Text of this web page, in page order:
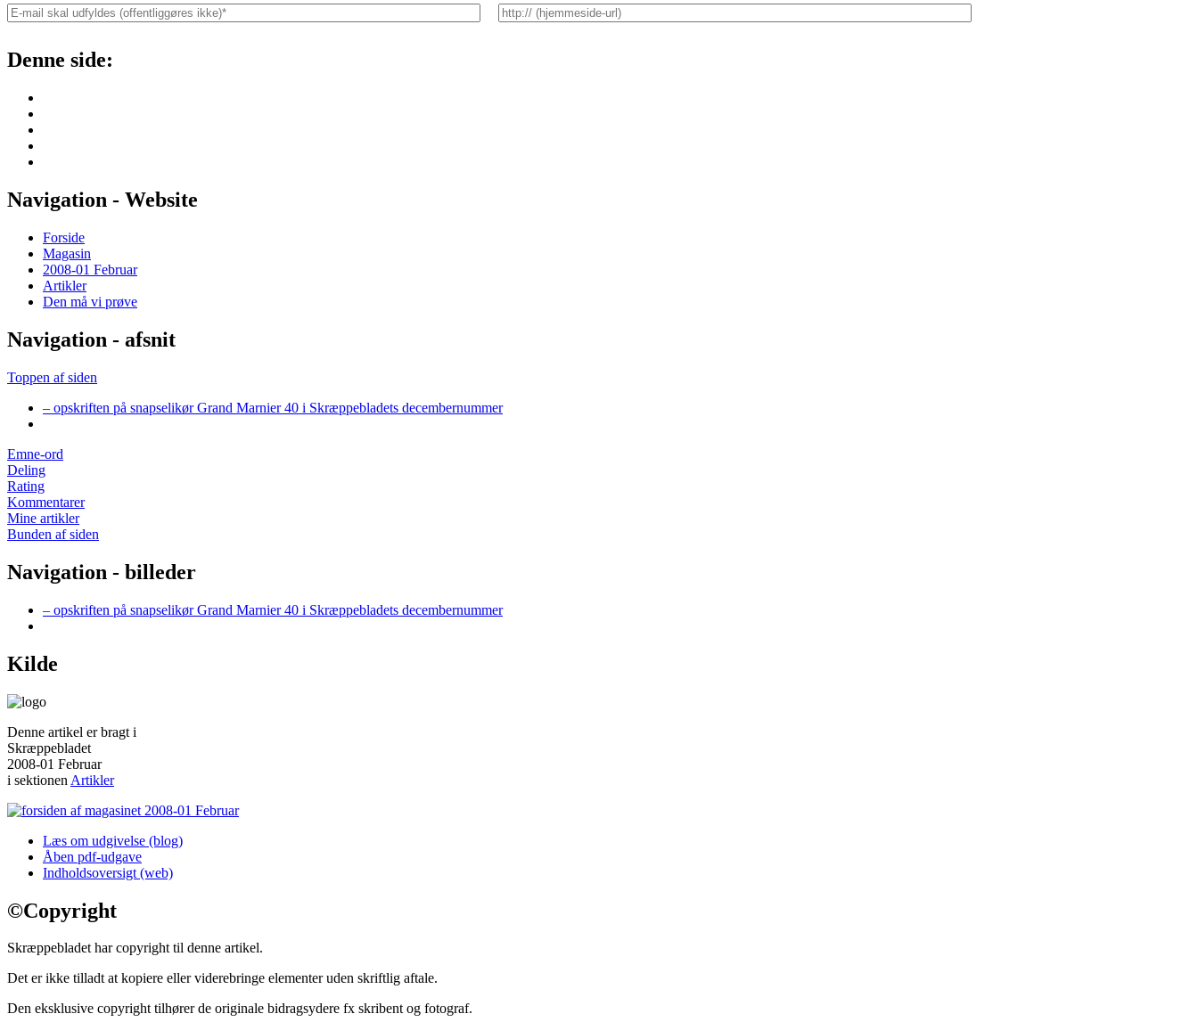
Denne side:
Navigation - Website
Forside
Magasin
2008-01 Februar
Artikler
Den må vi prøve
Navigation - afsnit
Toppen af siden
– opskriften på snapselikør Grand Marnier 40 i Skræppebladets decembernummer
Emne-ord
Deling
Rating
Kommentarer
Mine artikler
Bunden af siden
Navigation - billeder
– opskriften på snapselikør Grand Marnier 40 i Skræppebladets decembernummer
Kilde
Denne artikel er bragt i
Skræppebladet
2008-01 Februar
i sektionen Artikler
Læs om udgivelse (blog)
Åben pdf-udgave
Indholdsoversigt (web)
©Copyright
Skræppebladet har copyright til denne artikel.
Det er ikke tilladt at kopiere eller viderebringe elementer uden skriftlig aftale.
Den eksklusive copyright tilhører de originale bidragsydere fx skribent og fotograf.